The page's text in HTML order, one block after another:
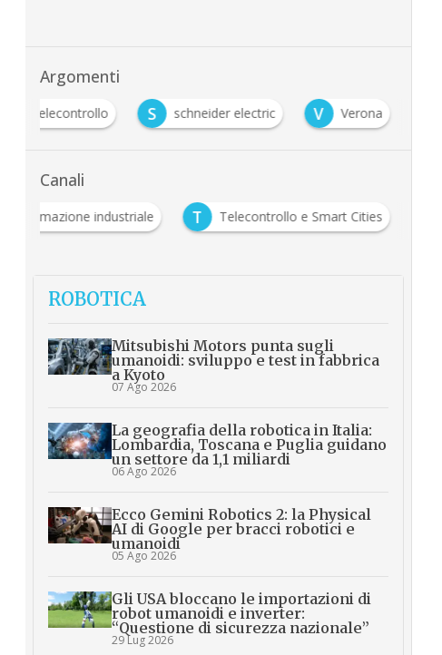
Argomenti
forum telecontrollo S schneider electric V Verona
Canali
Automazione industriale T Telecontrollo e Smart Cities
ROBOTICA
Mitsubishi Motors punta sugli
umanoidi: sviluppo e test in fabbrica
a Kyoto
07 Ago 2026
La geografia della robotica in Italia:
Lombardia, Toscana e Puglia guidano
un settore da 1,1 miliardi
06 Ago 2026
Ecco Gemini Robotics 2: la Physical
AI di Google per bracci robotici e
umanoidi
05 Ago 2026
Gli USA bloccano le importazioni di
robot umanoidi e inverter:
“Questione di sicurezza nazionale”
29 Lug 2026